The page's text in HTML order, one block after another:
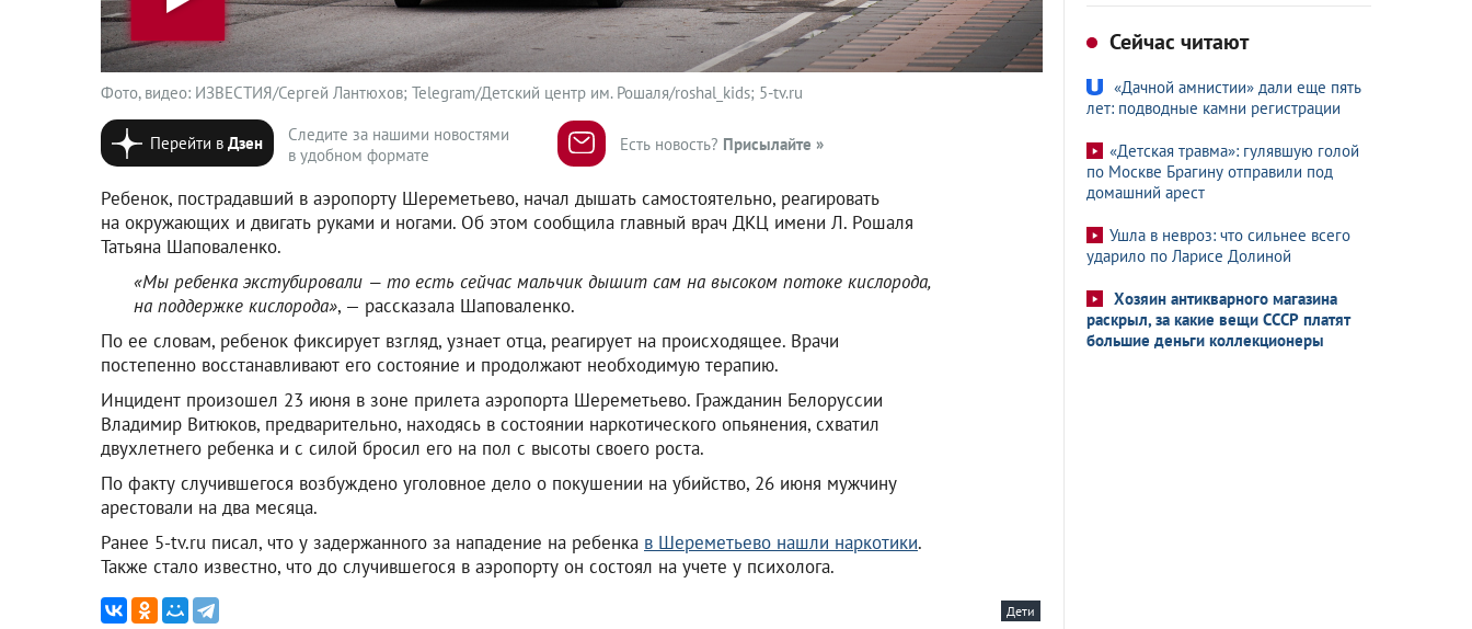
Фото, видео: ИЗВЕСТИЯ/Сергей Лантюхов; Telegram/Детский центр им. Рошаля/roshal_kids; 5-tv.ru
Перейти вДзен
Следите за нашими новостями
в удобном формате
Есть новость? Присылайте »
Ребенок, пострадавший в аэропорту Шереметьево, начал дышать самостоятельно, реагировать
на окружающих и двигать руками и ногами. Об этом сообщила главный врач ДКЦ имени Л. Рошаля
Татьяна Шаповаленко.
«Мы ребенка экстубировали — то есть сейчас мальчик дышит сам на высоком потоке кислорода,
на поддержке кислорода», — рассказала Шаповаленко.
По ее словам, ребенок фиксирует взгляд, узнает отца, реагирует на происходящее. Врачи
постепенно восстанавливают его состояние и продолжают необходимую терапию.
Инцидент произошел 23 июня в зоне прилета аэропорта Шереметьево. Гражданин Белоруссии
Владимир Витюков, предварительно, находясь в состоянии наркотического опьянения, схватил
двухлетнего ребенка и с силой бросил его на пол с высоты своего роста.
По факту случившегося возбуждено уголовное дело о покушении на убийство, 26 июня мужчину
арестовали на два месяца.
Ранее 5-tv.ru писал, что у задержанного за нападение на ребенка в Шереметьево нашли наркотики.
Также стало известно, что до случившегося в аэропорту он состоял на учете у психолога.
Дети
Сейчас читают
«Дачной амнистии» дали еще пять
лет: подводные камни регистрации
«Детская травма»: гулявшую голой
по Москве Брагину отправили под
домашний арест
Ушла в невроз: что сильнее всего
ударило по Ларисе Долиной
Хозяин антикварного магазина
раскрыл, за какие вещи СССР платят
большие деньги коллекционеры